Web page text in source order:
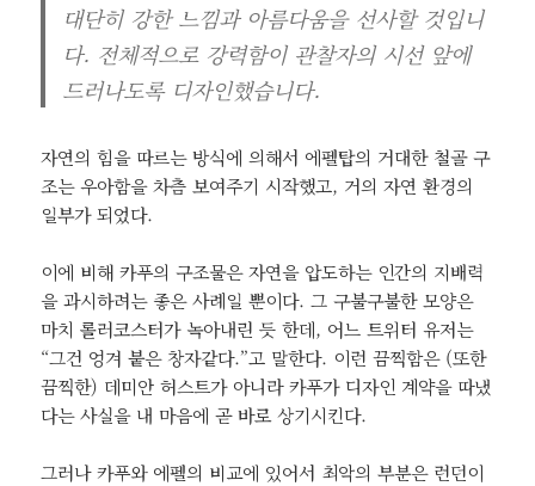
대단히 강한 느낌과 아름다움을 선사할 것입니
다. 전체적으로 강력함이 관찰자의 시선 앞에
드러나도록 디자인했습니다.
자연의 힘을 따르는 방식에 의해서 에펠탑의 거대한 철골 구
조는 우아함을 차츰 보여주기 시작했고, 거의 자연 환경의
일부가 되었다.
이에 비해 카푸의 구조물은 자연을 압도하는 인간의 지배력
을 과시하려는 좋은 사례일 뿐이다. 그 구불구불한 모양은
마치 롤러코스터가 녹아내린 듯 한데, 어느 트위터 유저는
“그건 엉겨 붙은 창자같다.”고 말한다. 이런 끔찍함은 (또한
끔찍한) 데미안 허스트가 아니라 카푸가 디자인 계약을 따냈
다는 사실을 내 마음에 곧 바로 상기시킨다.
그러나 카푸와 에펠의 비교에 있어서 최악의 부분은 런던이